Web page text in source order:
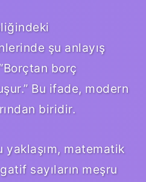
şu anlayış
borç
Bu ifade, modern
biridir.
yaklaşım, matematik
sayıların meşru